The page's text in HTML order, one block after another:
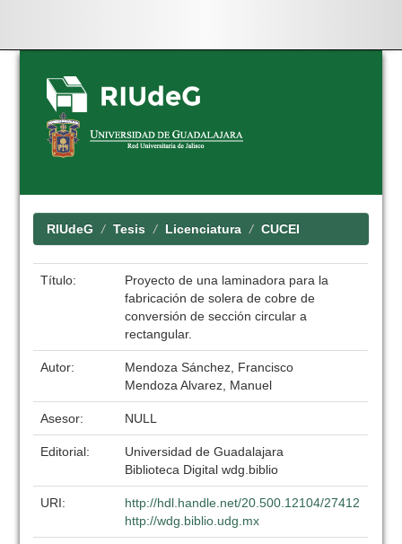
Skip
navigation
RIUdeG Tesis Licenciatura CUCEI
Título:
Proyecto de una laminadora para la
fabricación de solera de cobre de
conversión de sección circular a
rectangular.
Autor:
Mendoza Sánchez, Francisco
Mendoza Alvarez, Manuel
Asesor: NULL
Editorial:
Universidad de Guadalajara
Biblioteca Digital wdg.biblio
URI:
http://hdl.handle.net/20.500.12104/27412
http://wdg.biblio.udg.mx